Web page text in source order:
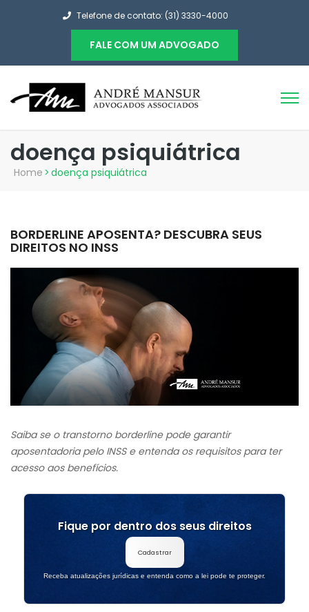
Telefone de contato: (31) 3330-4000
FALE COM UM ADVOGADO
doença psiquiátrica
Home > doença psiquiátrica
BORDERLINE APOSENTA? DESCUBRA SEUS
DIREITOS NO INSS
Saiba se o transtorno borderline pode garantir
aposentadoria pelo INSS e entenda os requisitos para ter
acesso aos benefícios.
Fique por dentro dos seus direitos
Cadastrar
Receba atualizações jurídicas e entenda como a lei pode te proteger.